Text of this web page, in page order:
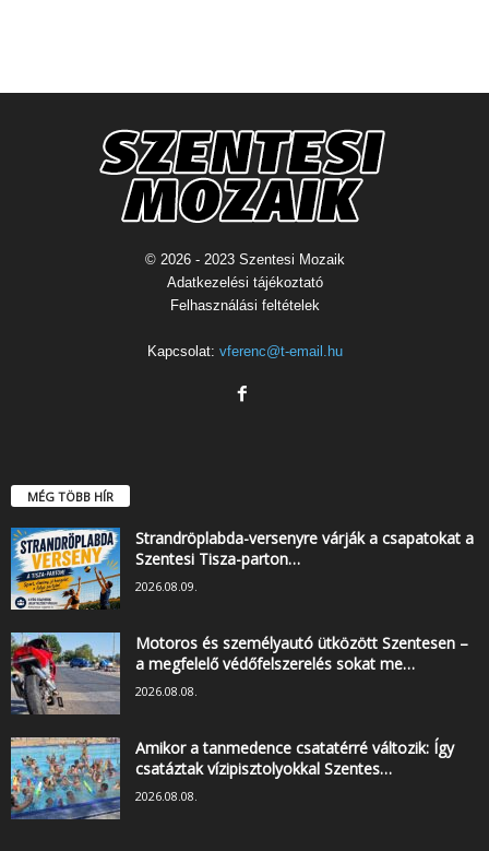
© 2026 - 2023 Szentesi Mozaik
Adatkezelési tájékoztató
Felhasználási feltételek
Kapcsolat: vferenc@t-email.hu
MÉG TÖBB HÍR
Strandröplabda-versenyre várják a csapatokat a
Szentesi Tisza-parton…
2026.08.09.
Motoros és személyautó ütközött Szentesen –
a megfelelő védőfelszerelés sokat me…
2026.08.08.
Amikor a tanmedence csatatérré változik: Így
csatáztak vízipisztolyokkal Szentes…
2026.08.08.